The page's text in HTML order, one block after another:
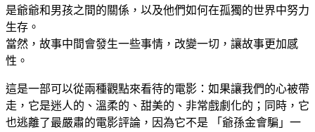
是爺爺和男孩之間的關係，以及他們如何在孤獨的世界中努力
生存。
當然，故事中間會發生一些事情，改變一切，讓故事更加感
性。
這是一部可以從兩種觀點來看待的電影：如果讓我們的心被帶
走，它是迷人的、溫柔的、甜美的、非常戲劇化的；同時，它
也逃離了最嚴肅的電影評論，因為它不是 「爺孫金會騙」一